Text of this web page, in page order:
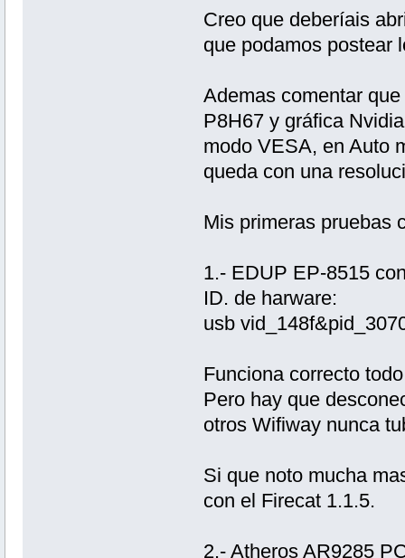
Creo que deberíais
que podamos postear
Ademas comentar
P8H67 y gráfica
modo VESA, en Auto
queda con una
Mis primeras pruebas
1.- EDUP EP-8515
ID. de harware:
usb
Funciona correcto
Pero hay que
otros Wifiway nunca
Si que noto mucha
con el Firecat 1.1.5.
2.- Atheros AR9285